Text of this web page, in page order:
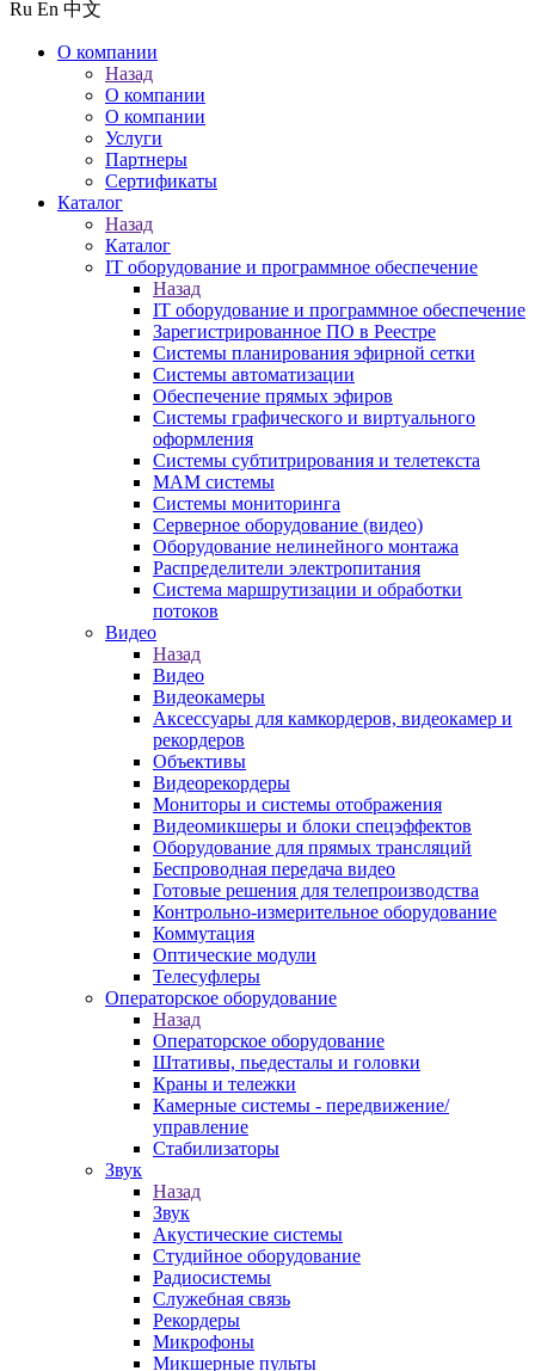
Ru En 中文
О компании
Назад
О компании
О компании
Услуги
Партнеры
Сертификаты
Каталог
Назад
Каталог
IT оборудование и программное обеспечение
Назад
IT оборудование и программное обеспечение
Зарегистрированное ПО в Реестре
Системы планирования эфирной сетки
Системы автоматизации
Обеспечение прямых эфиров
Системы графического и виртуального
оформления
Системы субтитрирования и телетекста
MAM системы
Системы мониторинга
Серверное оборудование (видео)
Оборудование нелинейного монтажа
Распределители электропитания
Система маршрутизации и обработки
потоков
Видео
Назад
Видео
Видеокамеры
Аксессуары для камкордеров, видеокамер и
рекордеров
Объективы
Видеорекордеры
Мониторы и системы отображения
Видеомикшеры и блоки спецэффектов
Оборудование для прямых трансляций
Беспроводная передача видео
Готовые решения для телепроизводства
Контрольно-измерительное оборудование
Коммутация
Оптические модули
Телесуфлеры
Операторское оборудование
Назад
Операторское оборудование
Штативы, пьедесталы и головки
Краны и тележки
Камерные системы - передвижение/
управление
Стабилизаторы
Звук
Назад
Звук
Акустические системы
Студийное оборудование
Радиосистемы
Служебная связь
Рекордеры
Микрофоны
Микшерные пульты